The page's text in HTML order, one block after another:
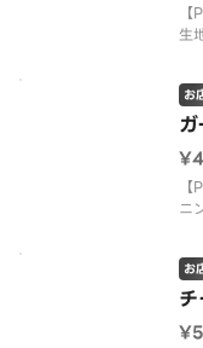
生
【
有
さ
お
ニ
【
有
三
お